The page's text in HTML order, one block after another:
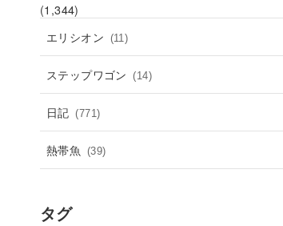
(1,344)
エリシオン (11)
ステップワゴン (14)
日記 (771)
熱帯魚 (39)
タグ